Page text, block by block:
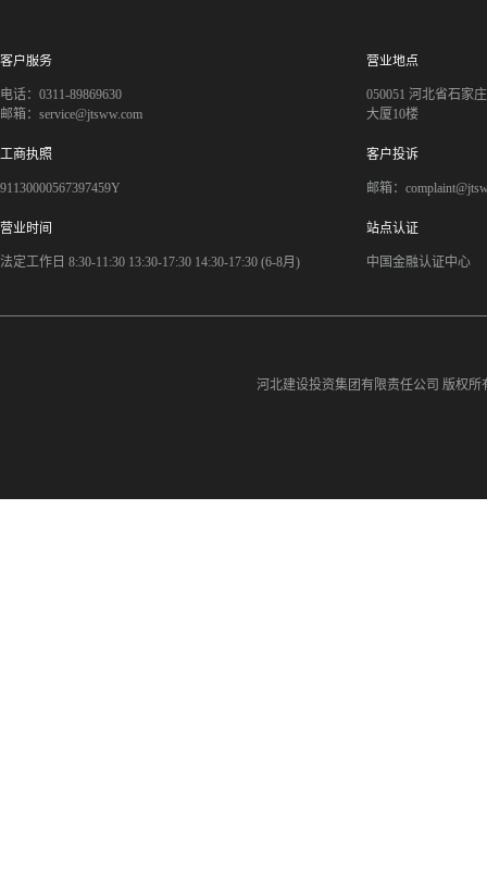
客户服务
电话：0311-89869630
邮箱：service@jtsww.com
营业地点
050051 河北省石家
大厦10楼
工商执照
91130000567397459Y
客户投诉
邮箱：
营业时间
法定工作日 8:30-11:30 13:30-17:30 14:30-17:30 (6-8月)
站点认证
中国金融认证中心
河北建设投资集团有限责任公司 版权所